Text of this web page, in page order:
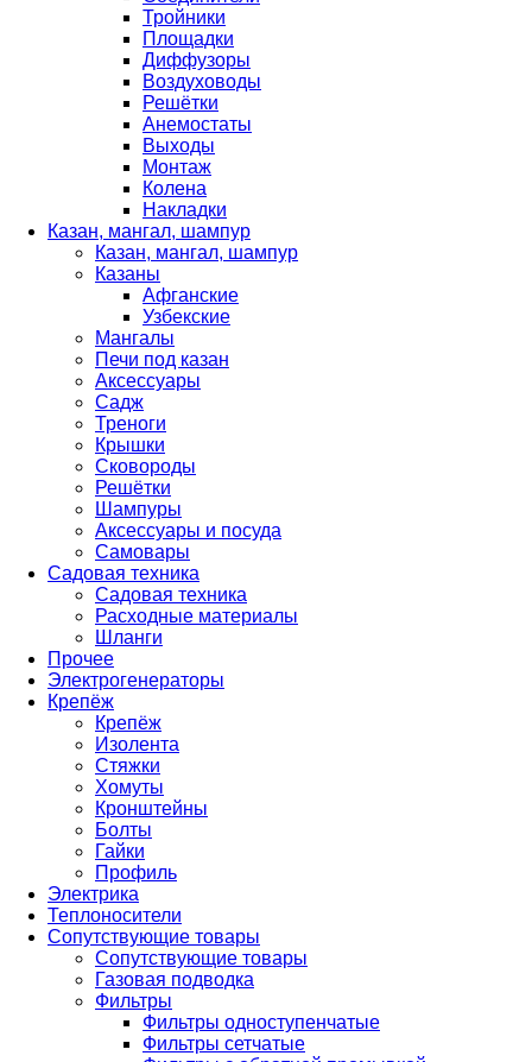
Тройники
Площадки
Диффузоры
Воздуховоды
Решётки
Анемостаты
Выходы
Монтаж
Колена
Накладки
Казан, мангал, шампур
Казан, мангал, шампур
Казаны
Афганские
Узбекские
Мангалы
Печи под казан
Аксессуары
Садж
Треноги
Крышки
Сковороды
Решётки
Шампуры
Аксессуары и посуда
Самовары
Садовая техника
Садовая техника
Расходные материалы
Шланги
Прочее
Электрогенераторы
Крепёж
Крепёж
Изолента
Стяжки
Хомуты
Кронштейны
Болты
Гайки
Профиль
Электрика
Теплоносители
Сопутствующие товары
Сопутствующие товары
Газовая подводка
Фильтры
Фильтры одноступенчатые
Фильтры сетчатые